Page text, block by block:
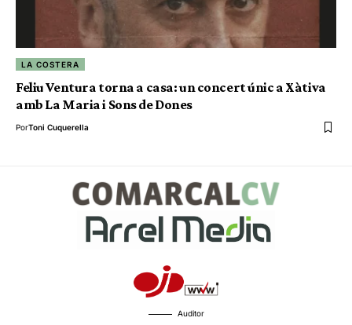
LA COSTERA
Feliu Ventura torna a casa: un concert únic a Xàtiva
amb La Maria i Sons de Dones
PorToni Cuquerella
Auditor